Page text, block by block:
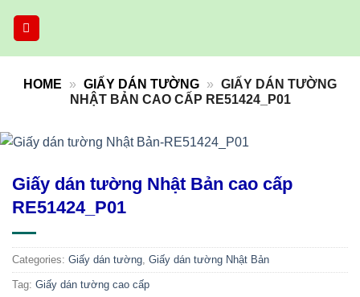
HOME » GIẤY DÁN TƯỜNG » GIẤY DÁN TƯỜNG
NHẬT BẢN CAO CẤP RE51424_P01
Giấy dán tường Nhật Bản cao cấp
RE51424_P01
Categories: Giấy dán tường, Giấy dán tường Nhật Bản
Tag: Giấy dán tường cao cấp